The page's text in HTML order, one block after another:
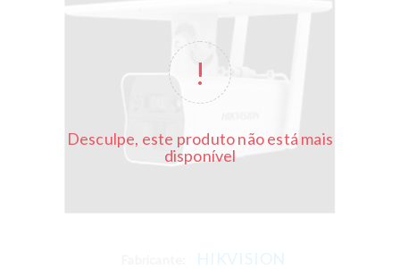
Desculpe, este produto não está mais
disponível
HIKVISION